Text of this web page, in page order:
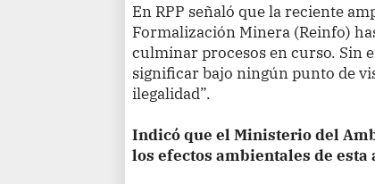
En RPP señaló que la reciente
Formalización Minera (Reinfo)
culminar procesos en curso. Sin
significar bajo ningún punto de
ilegalidad”.
Indicó que el Ministerio del
los efectos ambientales de